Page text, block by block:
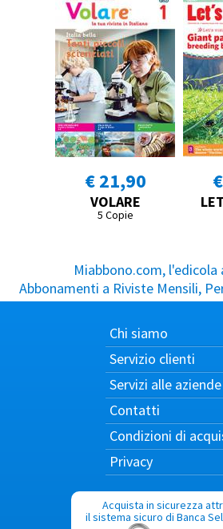
€ 21,90
VOLARE
5 Copie
Miabbono.com, l'edicola
Abbonamenti a Riviste Mensili,
Chi siamo
Servizio clienti
Servizi alle aziende
Contatti
Condizioni di
Privacy
Acquista in sicurezza
il sistema sicuro di Banca